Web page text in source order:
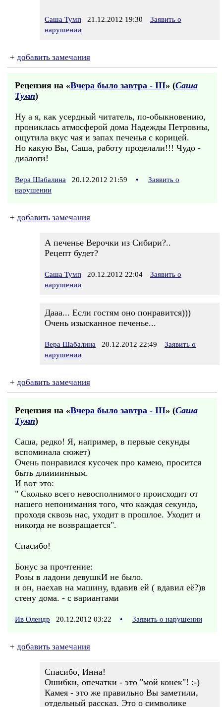
Саша Тумп 21.12.2012 19:30
Заявить о
нарушении
+ добавить замечания
Рецензия на «Вчера было завтра - III» (Саша
Тумп)
Ну а я, как усердный читатель, по-обыкновению,
прониклась атмосферой дома Надежды Петровны,
ощутила вкус чая и запах печенья с корицей.
Но какую Вы, Саша, работу проделали!!! Чудо -
диалоги!
Вера Шабалина 20.12.2012 21:59 •
Заявить о
нарушении
+ добавить замечания
А печенье Верочки из Сибири?..
Рецепт будет?
Саша Тумп 20.12.2012 22:04
Заявить о
нарушении
Дааа... Если гостям оно понравится)))
Очень изысканное печенье...
Вера Шабалина 20.12.2012 22:49
Заявить о
нарушении
+ добавить замечания
Рецензия на «Вчера было завтра - III» (Саша
Тумп)
Саша, редко! Я, например, в первые секунды
вспоминала сюжет)
Очень понравился кусочек про камею, просится
быть длиииинным.
И вот это:
" Сколько всего невосполнимого происходит от
нашего непонимания того, что каждая секунда,
проходя сквозь нас, уходит в прошлое. Уходит и
никогда не возвращается".
Спасибо!
Бонус за прочтение:
Розы в ладони девушкИ не было.
и он, наехав на машину, вдавив ей ( вдавил её?)в
стену дома. - с вариантами
Ив Олендр 20.12.2012 03:22 • Заявить о нарушении
+ добавить замечания
Спасибо, Инна!
Ошибки, опечатки - это "мой конек"! :-)
Камея - это же правильно Вы заметили,
отдельный рассказ. Это о символике